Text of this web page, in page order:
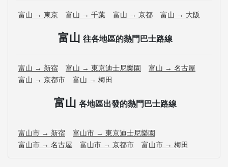
富山 → 東京 富山 → 千葉 富山 → 京都 富山 → 大阪
富山 往各地區的熱門巴士路線
富山 → 新宿 富山 → 東京迪士尼樂園
富山 → 名古屋
富山 → 京都市
富山 → 梅田
富山 各地區出發的熱門巴士路線
富山市 → 新宿
富山市 → 東京迪士尼樂園
富山市 → 名古屋
富山市 → 京都市 富山市 → 梅田